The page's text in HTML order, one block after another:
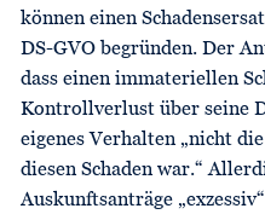
können einen
DS-GVO begründen. Der
dass einen immateriellen
Kontrollverlust über seine
eigenes Verhalten „nicht
diesen Schaden war.“
Auskunftsanträge